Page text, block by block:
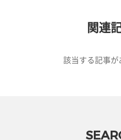
関連
該当する記事が